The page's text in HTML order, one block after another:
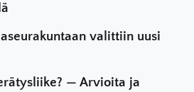
valittiin uusi
— Arvioita ja